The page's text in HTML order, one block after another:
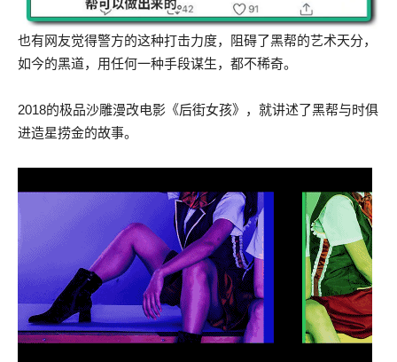
也有网友觉得警方的这种打击力度，阻碍了黑帮的艺术天分，
如今的黑道，用任何一种手段谋生，都不稀奇。
2018的极品沙雕漫改电影《后街女孩》，就讲述了黑帮与时俱
进造星捞金的故事。